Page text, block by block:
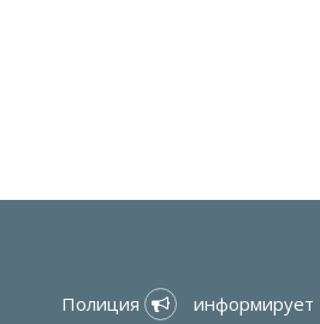
Полиция
информирует